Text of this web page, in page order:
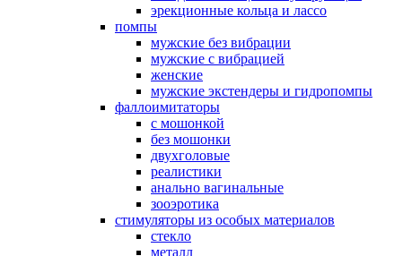
эрекционные кольца и лассо
помпы
мужские без вибрации
мужские с вибрацией
женские
мужские экстендеры и гидропомпы
фаллоимитаторы
с мошонкой
без мошонки
двухголовые
реалистики
анально вагинальные
зооэротика
стимуляторы из особых материалов
стекло
металл